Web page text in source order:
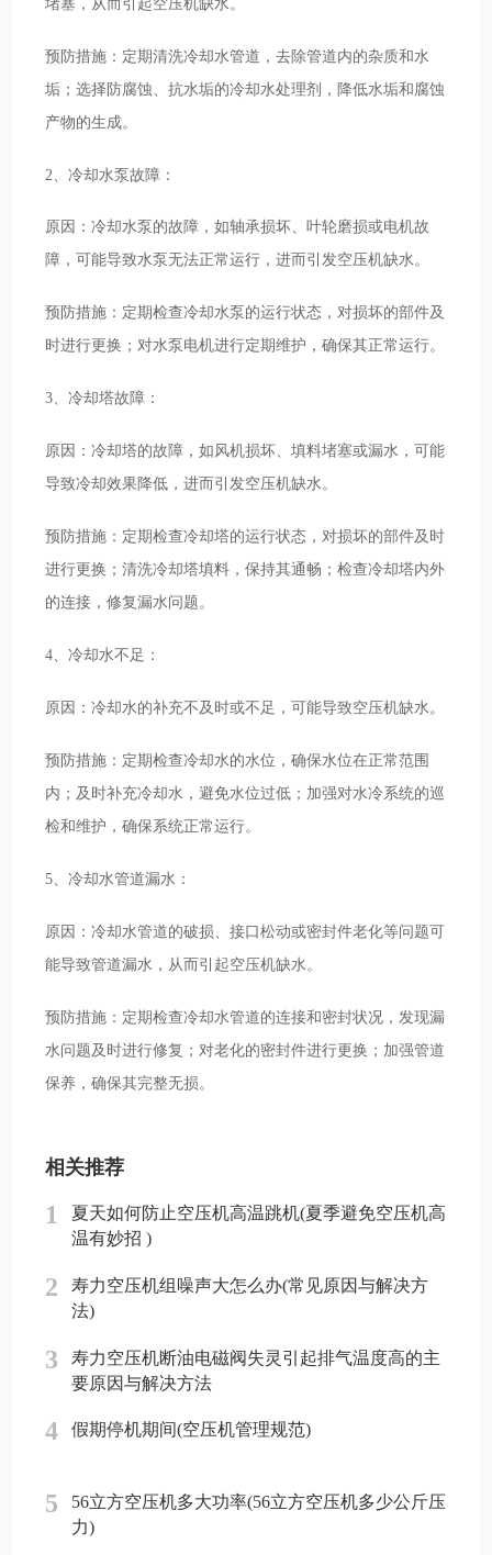
预防措施：定期清洗冷却水管道，去除管道内的杂质和水
垢；选择防腐蚀、抗水垢的冷却水处理剂，降低水垢和腐蚀
产物的生成。
2、冷却水泵故障：
原因：冷却水泵的故障，如轴承损坏、叶轮磨损或电机故
障，可能导致水泵无法正常运行，进而引发空压机缺水。
预防措施：定期检查冷却水泵的运行状态，对损坏的部件及
时进行更换；对水泵电机进行定期维护，确保其正常运行。
3、冷却塔故障：
原因：冷却塔的故障，如风机损坏、填料堵塞或漏水，可能
导致冷却效果降低，进而引发空压机缺水。
预防措施：定期检查冷却塔的运行状态，对损坏的部件及时
进行更换；清洗冷却塔填料，保持其通畅；检查冷却塔内外
的连接，修复漏水问题。
4、冷却水不足：
原因：冷却水的补充不及时或不足，可能导致空压机缺水。
预防措施：定期检查冷却水的水位，确保水位在正常范围
内；及时补充冷却水，避免水位过低；加强对水冷系统的巡
检和维护，确保系统正常运行。
5、冷却水管道漏水：
原因：冷却水管道的破损、接口松动或密封件老化等问题可
能导致管道漏水，从而引起空压机缺水。
预防措施：定期检查冷却水管道的连接和密封状况，发现漏
水问题及时进行修复；对老化的密封件进行更换；加强管道
保养，确保其完整无损。
相关推荐
1
夏天如何防止空压机高温跳机(夏季避免空压机高
温有妙招 )
2
寿力空压机组噪声大怎么办(常见原因与解决方
法)
3
寿力空压机断油电磁阀失灵引起排气温度高的主
要原因与解决方法
4 假期停机期间(空压机管理规范)
5
56立方空压机多大功率(56立方空压机多少公斤压
力)